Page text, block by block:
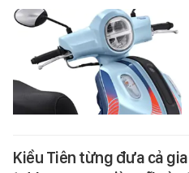
Kiều Tiên từng đưa cả